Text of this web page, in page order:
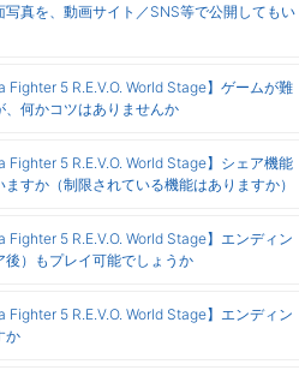
写真を、動画サイト／SNS等で公開してもい
Fighter 5 R.E.V.O. World Stage】ゲームが難
、何かコツはありませんか
Fighter 5 R.E.V.O. World Stage】シェア機能
ますか（制限されている機能はありますか）
Fighter 5 R.E.V.O. World Stage】エンディン
後）もプレイ可能でしょうか
Fighter 5 R.E.V.O. World Stage】エンディン
か